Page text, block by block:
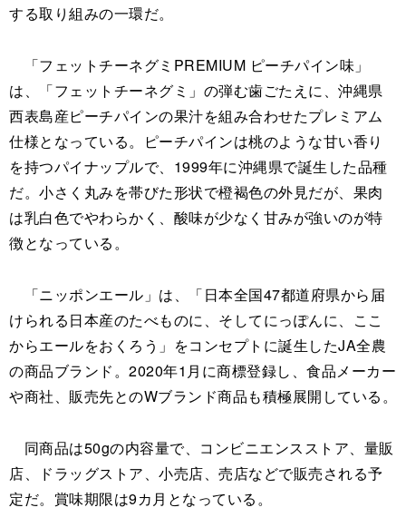
する取り組みの一環だ。
「フェットチーネグミPREMIUM ピーチパイン味」
は、「フェットチーネグミ」の弾む歯ごたえに、沖縄県
西表島産ピーチパインの果汁を組み合わせたプレミアム
仕様となっている。ピーチパインは桃のような甘い香り
を持つパイナップルで、1999年に沖縄県で誕生した品種
だ。小さく丸みを帯びた形状で橙褐色の外見だが、果肉
は乳白色でやわらかく、酸味が少なく甘みが強いのが特
徴となっている。
「ニッポンエール」は、「日本全国47都道府県から届
けられる日本産のたべものに、そしてにっぽんに、ここ
からエールをおくろう」をコンセプトに誕生したJA全農
の商品ブランド。2020年1月に商標登録し、食品メーカー
や商社、販売先とのWブランド商品も積極展開している。
同商品は50gの内容量で、コンビニエンスストア、量販
店、ドラッグストア、小売店、売店などで販売される予
定だ。賞味期限は9カ月となっている。